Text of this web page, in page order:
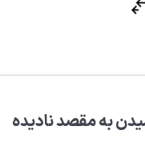
0/7
0/18
به مقصد نادیده